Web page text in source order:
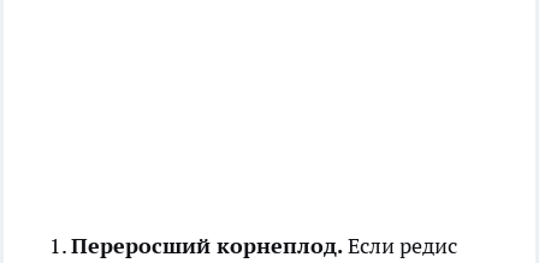
Переросший корнеплод.Если редис